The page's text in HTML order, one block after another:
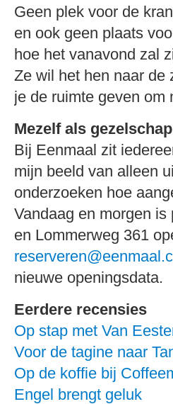
Geen plek voor de
en ook geen plaats
hoe het vanavond zal
Ze wil het hen naar de
je de ruimte geven om
Mezelf als gezelschap
Bij Eenmaal zit
mijn beeld van alleen
onderzoeken hoe
Vandaag en morgen
en Lommerweg 361
nieuwe openingsdata.
Eerdere recensies
Op stap met Van
Voor de tagine naar
Op de koffie bij
Engel brengt geluk